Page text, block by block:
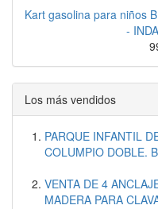
Kart gasolina para niños
-
Los más vendidos
PARQUE INFANTIL
COLUMPIO DOBLE.
VENTA DE 4
MADERA PARA